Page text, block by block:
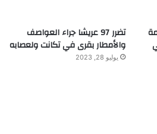
تضرر 97 عريشا جراء العواصف
والأمطار بقرى في تكانت ولعصابه
يوليو 28, 2023